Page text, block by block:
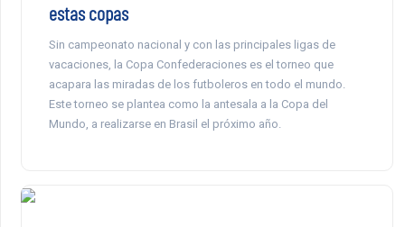
estas copas
Sin campeonato nacional y con las principales ligas de
vacaciones, la Copa Confederaciones es el torneo que
acapara las miradas de los futboleros en todo el mundo.
Este torneo se plantea como la antesala a la Copa del
Mundo, a realizarse en Brasil el próximo año.